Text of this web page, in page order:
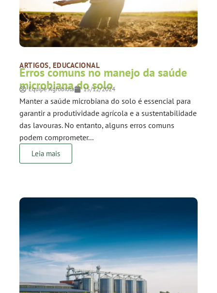
ARTIGOS, EDUCACIONAL
Erros comuns no manejo da saúde
microbiana do solo
Equipe Agrobiota 15/12/2024
Manter a saúde microbiana do solo é essencial para
garantir a produtividade agrícola e a sustentabilidade
das lavouras. No entanto, alguns erros comuns
podem comprometer...
Leia mais